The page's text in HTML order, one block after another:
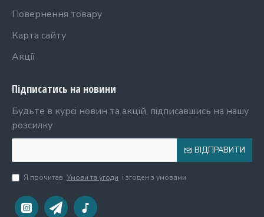
Повернення товару
Карта сайту
Акції
Підписатись на новини
Будьте в курсі новин та акцій, підписавшись на нашу
розсилку
ВІДПРАВИТИ
Я прочитав Умови та угоди і згоден з умовами